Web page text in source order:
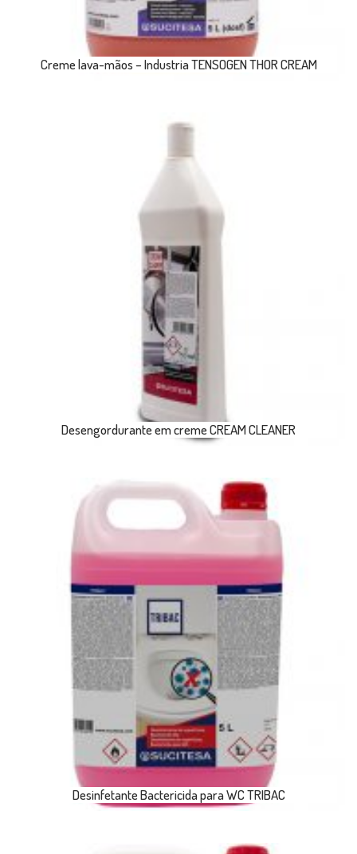
Creme lava-mãos – Industria TENSOGEN THOR CREAM
Desengordurante em creme CREAM CLEANER
Desinfetante Bactericida para WC TRIBAC